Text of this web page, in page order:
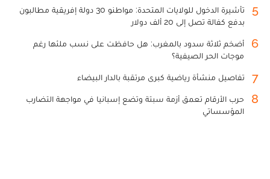
5
تأشيرة الدخول للولايات المتحدة: مواطنو 30 دولة إفريقية مطالبون
بدفع كفالة تصل إلى 20 ألف دولار
6
أضخم ثلاثة سدود بالمغرب: هل حافظت على نسب ملئها رغم
موجات الحر الصيفية؟
7 تفاصيل منشأة رياضية كبرى مرتقبة بالدار البيضاء
8
حرب الأرقام تعمق أزمة سبتة وتضع إسبانيا في مواجهة التضارب
المؤسساتي